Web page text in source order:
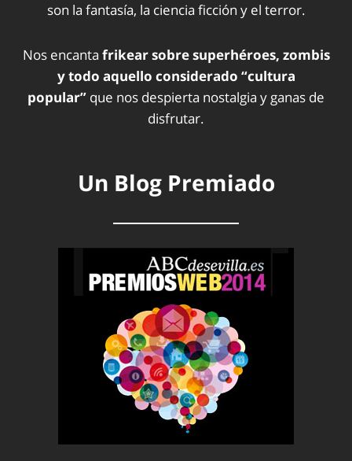
son la fantasía, la ciencia ficción y el terror.
Nos encanta frikear sobre superhéroes, zombis
y todo aquello considerado “cultura
popular” que nos despierta nostalgia y ganas de
disfrutar.
Un Blog Premiado